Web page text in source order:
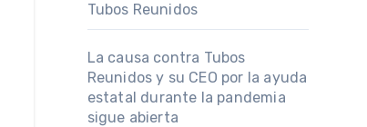
Tubos Reunidos
La causa contra Tubos
Reunidos y su CEO por la ayuda
estatal durante la pandemia
sigue abierta